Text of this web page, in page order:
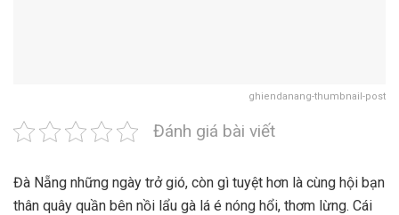
ghiendanang-thumbnail-post
Đánh giá bài viết
Đà Nẵng những ngày trở gió, còn gì tuyệt hơn là cùng hội bạn
thân quây quần bên nồi lẩu gà lá é nóng hổi, thơm lừng. Cái